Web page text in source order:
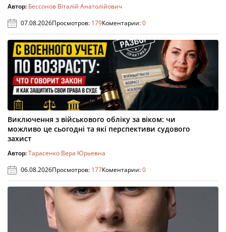
Автор: Бессонов Віталій Анатолійович
07.08.2026Просмотров: 179Коментарии:0
Виключення з військового обліку за віком: чи
можливо це сьогодні та які перспективи судового
захист
Автор:Тарасенко Вера Юрьевна
06.08.2026Просмотров: 177Коментарии:0